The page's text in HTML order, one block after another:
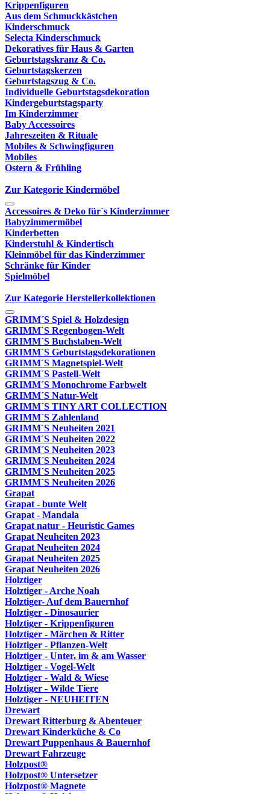
Krippenfiguren
Aus dem Schmuckkästchen
Kinderschmuck
Selecta Kinderschmuck
Dekoratives für Haus & Garten
Geburtstagskranz & Co.
Geburtstagskerzen
Geburtstagszug & Co.
Individuelle Geburtstagsdekoration
Kindergeburtstagsparty
Im Kinderzimmer
Baby Accessoires
Jahreszeiten & Rituale
Mobiles & Schwingfiguren
Mobiles
Ostern & Frühling
Zur Kategorie Kindermöbel
Accessoires & Deko für´s Kinderzimmer
Babyzimmermöbel
Kinderbetten
Kinderstuhl & Kindertisch
Kleinmöbel für das Kinderzimmer
Schränke für Kinder
Spielmöbel
Zur Kategorie Herstellerkollektionen
GRIMM´S Spiel & Holzdesign
GRIMM`S Regenbogen-Welt
GRIMM´S Buchstaben-Welt
GRIMM´S Geburtstagsdekorationen
GRIMM´S Magnetspiel-Welt
GRIMM´S Pastell-Welt
GRIMM´S Monochrome Farbwelt
GRIMM´S Natur-Welt
GRIMM´S TINY ART COLLECTION
GRIMM´S Zahlenland
GRIMM´S Neuheiten 2021
GRIMM´S Neuheiten 2022
GRIMM´S Neuheiten 2023
GRIMM´S Neuheiten 2024
GRIMM´S Neuheiten 2025
GRIMM´S Neuheiten 2026
Grapat
Grapat - bunte Welt
Grapat - Mandala
Grapat natur - Heuristic Games
Grapat Neuheiten 2023
Grapat Neuheiten 2024
Grapat Neuheiten 2025
Grapat Neuheiten 2026
Holztiger
Holztiger - Arche Noah
Holztiger- Auf dem Bauernhof
Holztiger - Dinosaurier
Holztiger - Krippenfiguren
Holztiger - Märchen & Ritter
Holztiger - Pflanzen-Welt
Holztiger - Unter, im & am Wasser
Holztiger - Vogel-Welt
Holztiger - Wald & Wiese
Holztiger - Wilde Tiere
Holztiger - NEUHEITEN
Drewart
Drewart Ritterburg & Abenteuer
Drewart Kinderküche & Co
Drewart Puppenhaus & Bauernhof
Drewart Fahrzeuge
Holzpost®
Holzpost® Untersetzer
Holzpost® Magnete